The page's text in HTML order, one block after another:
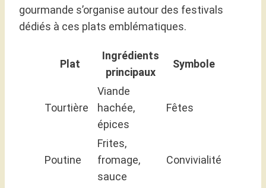
gourmande s’organise autour des festivals
dédiés à ces plats emblématiques.
Plat
Ingrédients
principaux
Symbole
Tourtière
Viande
hachée,
épices
Fêtes
Poutine
Frites,
fromage,
sauce
Convivialité